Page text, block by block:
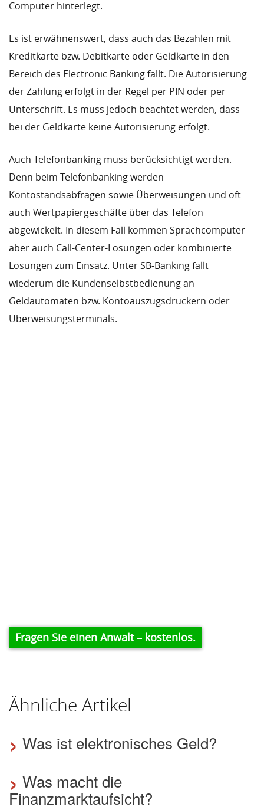
Computer hinterlegt.
Es ist erwähnenswert, dass auch das Bezahlen mit
Kreditkarte bzw. Debitkarte oder Geldkarte in den
Bereich des Electronic Banking fällt. Die Autorisierung
der Zahlung erfolgt in der Regel per PIN oder per
Unterschrift. Es muss jedoch beachtet werden, dass
bei der Geldkarte keine Autorisierung erfolgt.
Auch Telefonbanking muss berücksichtigt werden.
Denn beim Telefonbanking werden
Kontostandsabfragen sowie Überweisungen und oft
auch Wertpapiergeschäfte über das Telefon
abgewickelt. In diesem Fall kommen Sprachcomputer
aber auch Call-Center-Lösungen oder kombinierte
Lösungen zum Einsatz. Unter SB-Banking fällt
wiederum die Kundenselbstbedienung an
Geldautomaten bzw. Kontoauszugsdruckern oder
Überweisungsterminals.
Fragen Sie einen Anwalt – kostenlos.
Ähnliche Artikel
› Was ist elektronisches Geld?
› Was macht die
Finanzmarktaufsicht?